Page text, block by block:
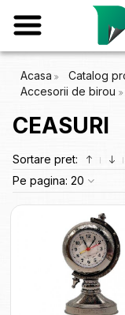
Acasa Catalog
Accesorii de birou
CEASURI
Sortare pret:
Pe pagina: 20